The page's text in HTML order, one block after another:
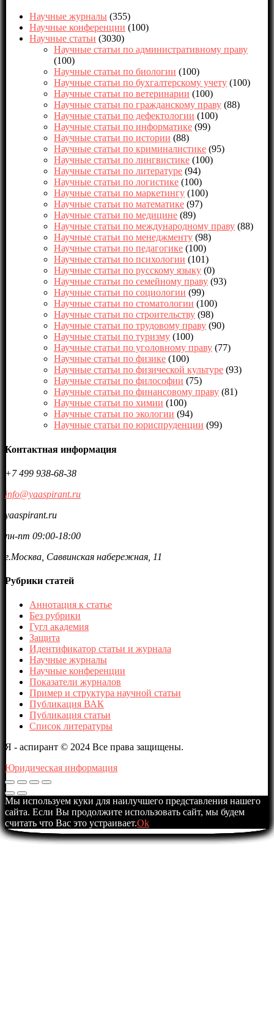
Научные журналы (355)
Научные конференции (100)
Научные статьи (3030)
Научные статьи по административному праву
(100)
Научные статьи по биологии (100)
Научные статьи по бухгалтерскому учету (100)
Научные статьи по ветеринарии (100)
Научные статьи по гражданскому праву (88)
Научные статьи по дефектологии (100)
Научные статьи по информатике (99)
Научные статьи по истории (88)
Научные статьи по криминалистике (95)
Научные статьи по лингвистике (100)
Научные статьи по литературе (94)
Научные статьи по логистике (100)
Научные статьи по маркетингу (100)
Научные статьи по математике (97)
Научные статьи по медицине (89)
Научные статьи по международному праву (88)
Научные статьи по менеджменту (98)
Научные статьи по педагогике (100)
Научные статьи по психологии (101)
Научные статьи по русскому языку (0)
Научные статьи по семейному праву (93)
Научные статьи по социологии (99)
Научные статьи по стоматологии (100)
Научные статьи по строительству (98)
Научные статьи по трудовому праву (90)
Научные статьи по туризму (100)
Научные статьи по уголовному праву (77)
Научные статьи по физике (100)
Научные статьи по физической культуре (93)
Научные статьи по философии (75)
Научные статьи по финансовому праву (81)
Научные статьи по химии (100)
Научные статьи по экологии (94)
Научные статьи по юриспруденции (99)
Контактная информация
+7 499 938-68-38
info@yaaspirant.ru
yaaspirant.ru
пн-пт 09:00-18:00
г.Москва, Саввинская набережная, 11
Рубрики статей
Аннотация к статье
Без рубрики
Гугл академия
Защита
Идентификатор статьи и журнала
Научные журналы
Научные конференции
Показатели журналов
Пример и структура научной статьи
Публикация ВАК
Публикация статьи
Список литературы
Я - аспирант © 2024 Все права защищены.
Юридическая информация
Мы используем куки для наилучшего представления нашего
сайта. Если Вы продолжите использовать сайт, мы будем
считать что Вас это устраивает.Ok